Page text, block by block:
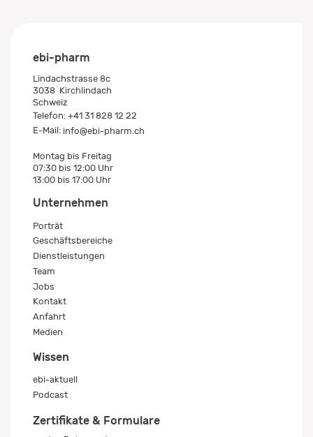
ebi-pharm
Lindachstrasse 8c
3038 Kirchlindach
Schweiz
Telefon: +41 31 828 12 22
E-Mail: info@ebi-pharm.ch
Montag bis Freitag
07:30 bis 12:00 Uhr
13:00 bis 17:00 Uhr
Unternehmen
Porträt
Geschäftsbereiche
Dienstleistungen
Team
Jobs
Kontakt
Anfahrt
Medien
Wissen
ebi-aktuell
Podcast
Zertifikate & Formulare